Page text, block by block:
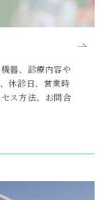
器、診療内容や
休診日、営業時
ス方法、お問合